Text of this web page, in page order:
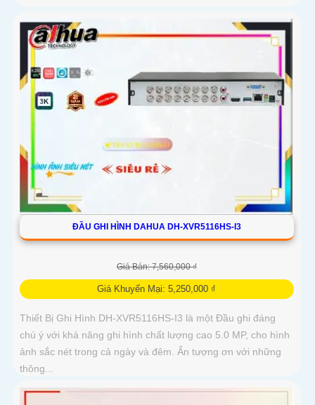
ĐẦU GHI HÌNH DAHUA DH-XVR5116HS-I3
Giá Bán: 7,560,000 ₫
Giá Khuyến Mại: 5,250,000 ₫
Thiết Bị Ghi Hình DH-XVR5116HS-I3 là một Đầu ghi đáng
chú ý với khả năng ghi hình chất lượng cao 5.0 MP, cho hình
ảnh sắc nét trong cả ngày và đêm. Ấn tượng ơn với những
thông...